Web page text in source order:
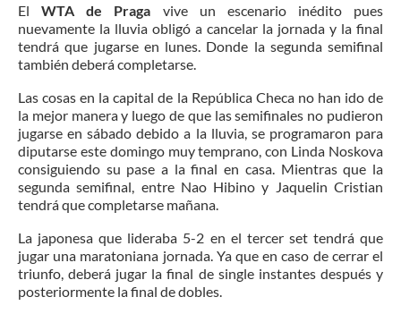
ElWTA de Praga vive un escenario inédito pues
nuevamente la lluvia obligó a cancelar la jornada y la final
tendrá que jugarse en lunes. Donde la segunda semifinal
también deberá completarse.
Las cosas en la capital de la República Checa no han ido de
la mejor manera y luego de que las semifinales no pudieron
jugarse en sábado debido a la lluvia, se programaron para
diputarse este domingo muy temprano, con Linda Noskova
consiguiendo su pase a la final en casa. Mientras que la
segunda semifinal, entre Nao Hibino y Jaquelin Cristian
tendrá que completarse mañana.
La japonesa que lideraba 5-2 en el tercer set tendrá que
jugar una maratoniana jornada. Ya que en caso de cerrar el
triunfo, deberá jugar la final de single instantes después y
posteriormente la final de dobles.